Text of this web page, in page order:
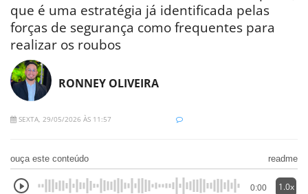
que é uma estratégia já identificada pelas
forças de segurança como frequentes para
realizar os roubos
RONNEY OLIVEIRA
SEXTA, 29/05/2026 ÀS 11:57
ouça este conteúdo readme
0:00 1.0x